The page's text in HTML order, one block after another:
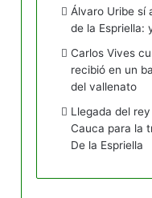
Álvaro Uribe sí
de la Espriella:
Carlos Vives
recibió en un
del vallenato
Llegada del
Cauca para la
De la Espriella